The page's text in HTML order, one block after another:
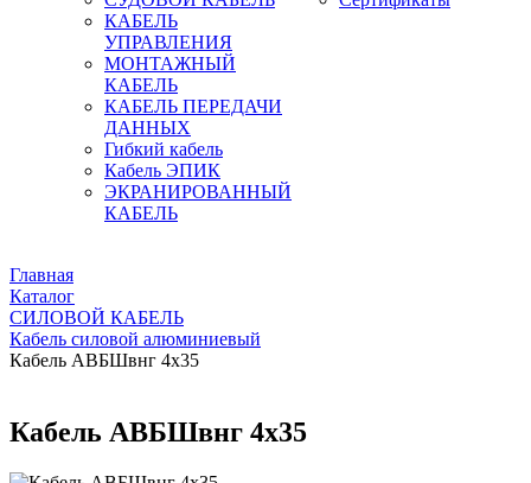
КАБЕЛЬ
УПРАВЛЕНИЯ
МОНТАЖНЫЙ
КАБЕЛЬ
КАБЕЛЬ ПЕРЕДАЧИ
ДАННЫХ
Гибкий кабель
Кабель ЭПИК
ЭКРАНИРОВАННЫЙ
КАБЕЛЬ
Главная
Каталог
СИЛОВОЙ КАБЕЛЬ
Кабель силовой алюминиевый
Кабель АВБШвнг 4х35
Кабель АВБШвнг 4х35